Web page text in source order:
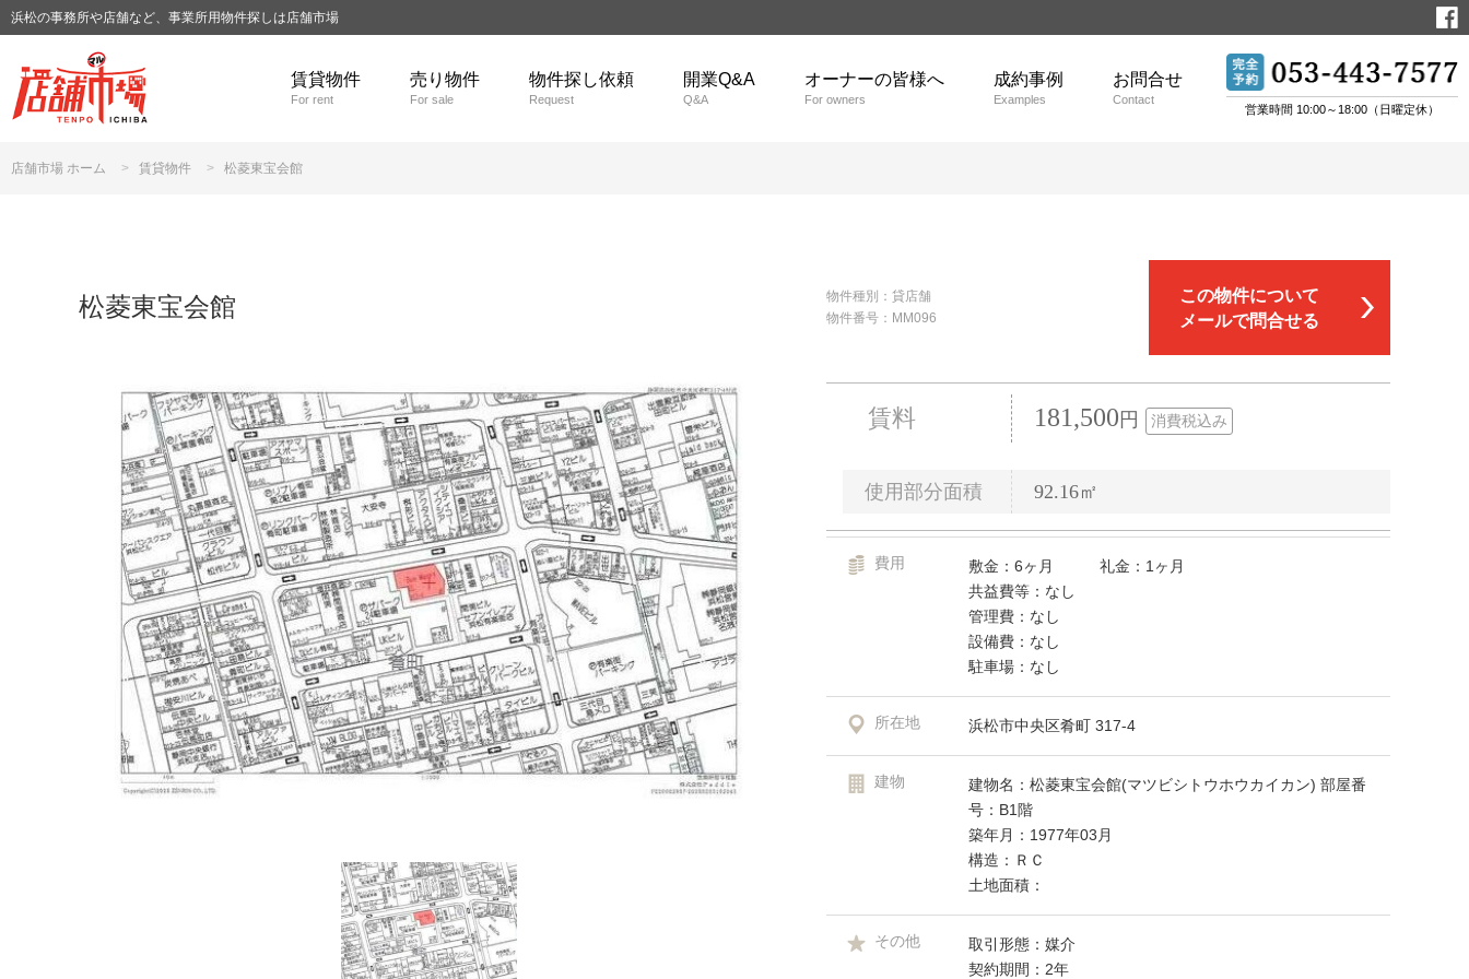
浜松の事務所や店舗など、事業所用物件探しは店舗市場
賃貸物件
For rent
売り物件
For sale
物件探し依頼
Request
開業Q&A
Q&A
オーナーの皆様へ
For owners
成約事例
Examples
お問合せ
Contact
営業時間 10:00～18:00（日曜定休）
店舗市場 ホーム 賃貸物件 松菱東宝会館
松菱東宝会館
物件種別：貸店舗
物件番号：MM096
この物件について
メールで問合せる
賃料 181,500 円 消費税込み
使用部分面積 92.16㎡
費用
敷金：6ヶ月 礼金：1ヶ月
共益費等：なし
管理費：なし
設備費：なし
駐車場：なし
所在地 浜松市中央区肴町 317-4
建物
建物名：松菱東宝会館(マツビシトウホウカイカン) 部屋番
号：B1階
築年月：1977年03月
構造：ＲＣ
土地面積：
その他
取引形態：媒介
契約期間：2年